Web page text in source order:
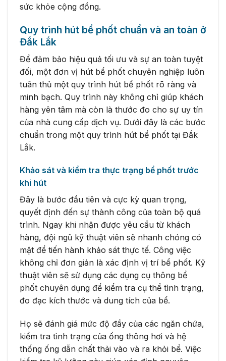
sức khỏe cộng đồng.
Quy trình hút bể phốt chuẩn và an toàn ở
Đắk Lắk
Để đảm bảo hiệu quả tối ưu và sự an toàn tuyệt
đối, một đơn vị hút bể phốt chuyên nghiệp luôn
tuân thủ một quy trình hút bể phốt rõ ràng và
minh bạch. Quy trình này không chỉ giúp khách
hàng yên tâm mà còn là thước đo cho sự uy tín
của nhà cung cấp dịch vụ. Dưới đây là các bước
chuẩn trong một quy trình hút bể phốt tại Đắk
Lắk.
Khảo sát và kiểm tra thực trạng bể phốt trước
khi hút
Đây là bước đầu tiên và cực kỳ quan trọng,
quyết định đến sự thành công của toàn bộ quá
trình. Ngay khi nhận được yêu cầu từ khách
hàng, đội ngũ kỹ thuật viên sẽ nhanh chóng có
mặt để tiến hành khảo sát thực tế. Công việc
không chỉ đơn giản là xác định vị trí bể phốt. Kỹ
thuật viên sẽ sử dụng các dụng cụ thông bể
phốt chuyên dụng để kiểm tra cụ thể tình trạng,
đo đạc kích thước và dung tích của bể.
Họ sẽ đánh giá mức độ đầy của các ngăn chứa,
kiểm tra tình trạng của ống thông hơi và hệ
thống ống dẫn chất thải vào và ra khỏi bể. Việc